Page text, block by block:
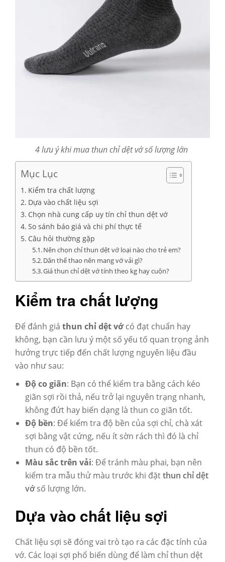
4 lưu ý khi mua thun chỉ dệt vớ số lượng lớn
Mục Lục
Kiểm tra chất lượng
Dựa vào chất liệu sợi
Chọn nhà cung cấp uy tín chỉ thun dệt vớ
So sánh báo giá và chi phí thực tế
Câu hỏi thường gặp
Nên chọn chỉ thun dệt vớ loại nào cho trẻ em?
Dân thể thao nên mang vớ vải gì?
Giá thun chỉ dệt vớ tính theo kg hay cuộn?
Kiểm tra chất lượng
Để đánh giá thun chỉ dệt vớcó đạt chuẩn hay
không, bạn cần lưu ý một số yếu tố quan trọng ảnh
hưởng trực tiếp đến chất lượng nguyên liệu đầu
vào như sau:
Độ co giãn: Bạn có thể kiểm tra bằng cách kéo
giãn sợi rồi thả, nếu trở lại nguyên trạng nhanh,
không đứt hay biến dạng là thun co giãn tốt.
Độ bền: Để kiểm tra độ bền của sợi chỉ, chà xát
sợi bằng vật cứng, nếu ít sờn rách thì đó là chỉ
thun có độ bền tốt.
Màu sắc trên vải: Để tránh màu phai, bạn nên
kiểm tra mẫu thử màu trước khi đặtthun chỉ dệt
vớsố lượng lớn.
Dựa vào chất liệu sợi
Chất liệu sợi sẽ đóng vai trò tạo ra các đặc tính của
vớ. Các loại sợi phổ biến dùng để làm chỉ thun dệt